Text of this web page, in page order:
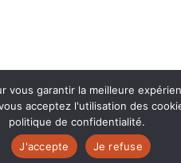
vous garantir la meilleure
acceptez l'utilisation des
politique de confidentialité.
J'accepte
Je refuse